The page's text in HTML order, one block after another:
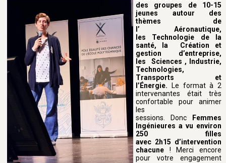
des groupes de 10-15
jeunes autour des
thèmes de
l’ Aéronautique,
les Technologie de la
santé, la Création et
gestion d’entreprise,
les Sciences , Industrie,
Technologies,
Transports et
l’Énergie.
Le format à 2
intervenantes était très
confortable pour animer
les
sessions. Donc
Femmes
Ingénieures a vu environ
250 filles
avec 2h15 d’intervention
chacune! Merci encore
pour votre engagement